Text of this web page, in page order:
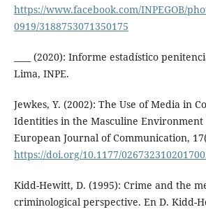
https://www.facebook.com/INPEGOB/
0919/3188753071350175
____ (2020): Informe estadístico
Lima, INPE.
Jewkes, Y. (2002): The Use of Media in
Identities in the Masculine Environment
European Journal of Communication,
https://doi.org/10.1177/
Kidd-Hewitt, D. (1995): Crime and the
criminological perspective. En D. Kidd-